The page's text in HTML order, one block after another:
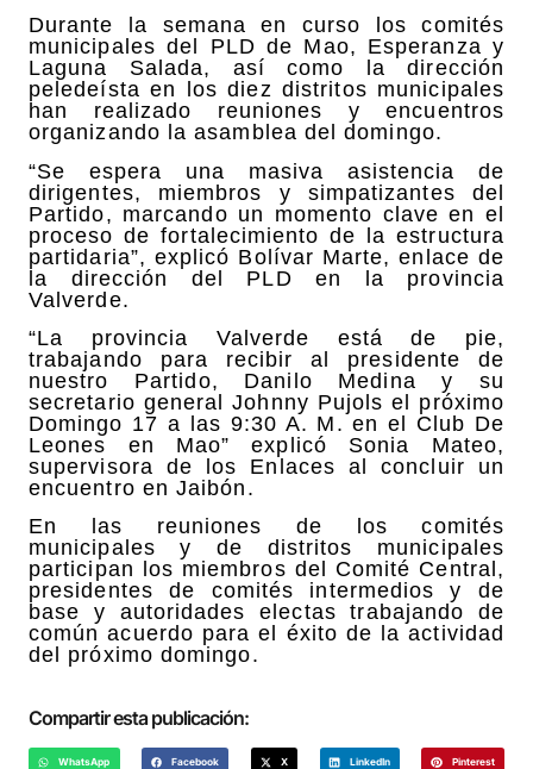
Durante la semana en curso los comités
municipales del PLD de Mao, Esperanza y
Laguna Salada, así como la dirección
peledeísta en los diez distritos municipales
han realizado reuniones y encuentros
organizando la asamblea del domingo.
“Se espera una masiva asistencia de
dirigentes, miembros y simpatizantes del
Partido, marcando un momento clave en el
proceso de fortalecimiento de la estructura
partidaria”, explicó Bolívar Marte, enlace de
la dirección del PLD en la provincia
Valverde.
“La provincia Valverde está de pie,
trabajando para recibir al presidente de
nuestro Partido, Danilo Medina y su
secretario general Johnny Pujols el próximo
Domingo 17 a las 9:30 A. M. en el Club De
Leones en Mao” explicó Sonia Mateo,
supervisora de los Enlaces al concluir un
encuentro en Jaibón.
En las reuniones de los comités
municipales y de distritos municipales
participan los miembros del Comité Central,
presidentes de comités intermedios y de
base y autoridades electas trabajando de
común acuerdo para el éxito de la actividad
del próximo domingo.
Compartir esta publicación:
WhatsApp Facebook X LinkedIn Pinterest